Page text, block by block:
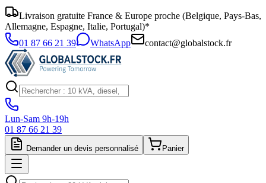
Livraison gratuite France & Europe proche (Belgique, Pays-Bas,
Allemagne, Espagne, Italie, Portugal)*
01 87 66 21 39
WhatsApp contact@globalstock.fr
Lun-Sam 9h-19h
01 87 66 21 39
Demander un devis personnalisé Panier